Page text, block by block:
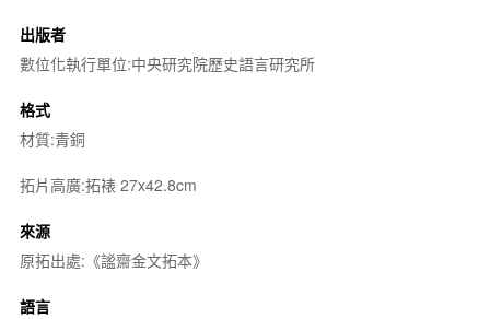
出版者
數位化執行單位:中央研究院歷史語言研究所
格式
材質:青銅
拓片高廣:拓裱 27x42.8cm
來源
原拓出處:《謐齋金文拓本》
語言